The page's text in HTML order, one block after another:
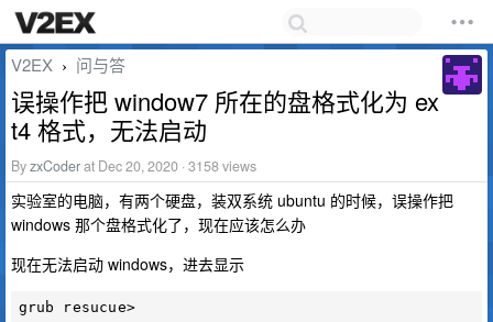
V2EX › 问与答
误操作把 window7 所在的盘格式化为 ex
t4 格式，无法启动
ByzxCoderat Dec 20, 2020 · 3158 views
实验室的电脑，有两个硬盘，装双系统 ubuntu 的时候，误操作把
windows 那个盘格式化了，现在应该怎么办
现在无法启动 windows，进去显示